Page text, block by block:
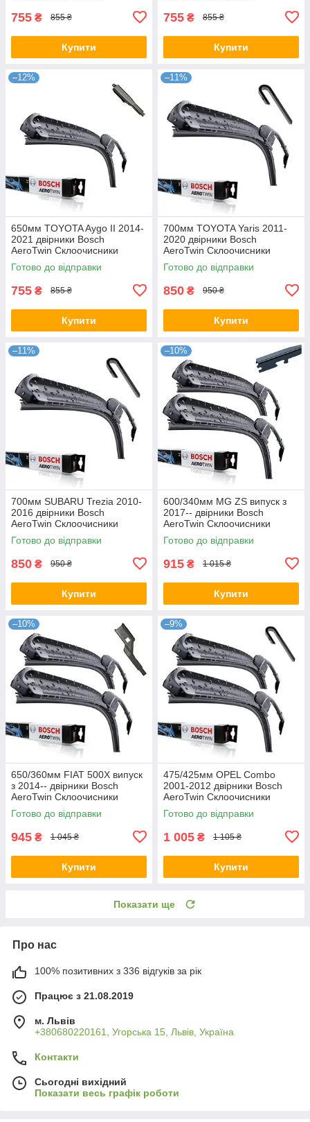
755 ₴ 855 ₴
Купити
755 ₴ 855 ₴
Купити
–12%
650мм TOYOTA Aygo II 2014-
2021 двірники Bosch
AeroTwin Склоочисники
Готово до відправки
755 ₴ 855 ₴
Купити
–11%
700мм TOYOTA Yaris 2011-
2020 двірники Bosch
AeroTwin Склоочисники
Готово до відправки
850 ₴ 950 ₴
Купити
–11%
700мм SUBARU Trezia 2010-
2016 двірники Bosch
AeroTwin Склоочисники
Готово до відправки
850 ₴ 950 ₴
Купити
–10%
600/340мм MG ZS випуск з
2017-- двірники Bosch
AeroTwin Склоочисники
Готово до відправки
915 ₴ 1 015 ₴
Купити
–10%
650/360мм FIAT 500X випуск
з 2014-- двірники Bosch
AeroTwin Склоочисники
Готово до відправки
945 ₴ 1 045 ₴
Купити
–9%
475/425мм OPEL Combo
2001-2012 двірники Bosch
AeroTwin Склоочисники
Готово до відправки
1 005 ₴ 1 105 ₴
Купити
Показати ще
Про нас
100% позитивних з 336 відгуків за рік
Працює з 21.08.2019
м. Львів
+380680220161, Угорська 15, Львів, Україна
Контакти
Сьогодні вихідний
Показати весь графік роботи